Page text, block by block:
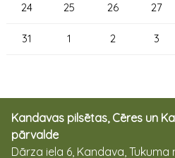
24 25 26 27
31 1 2 3
Kandavas pilsētas, Cēres un
pārvalde
Dārza iela 6, Kandava, Tukuma